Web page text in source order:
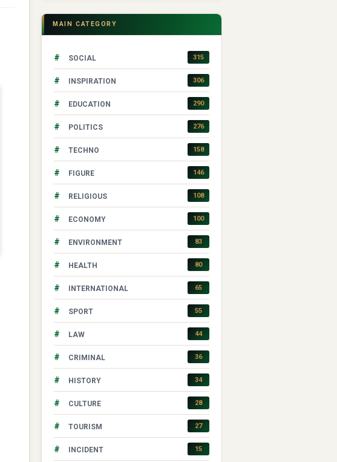
MAIN CATEGORY
# SOCIAL 315
# INSPIRATION 306
# EDUCATION 290
# POLITICS 276
# TECHNO 158
# FIGURE 146
# RELIGIOUS 108
# ECONOMY 100
# ENVIRONMENT 83
# HEALTH 80
# INTERNATIONAL 65
# SPORT 55
# LAW 44
# CRIMINAL 36
# HISTORY 34
# CULTURE 28
# TOURISM 27
# INCIDENT 15